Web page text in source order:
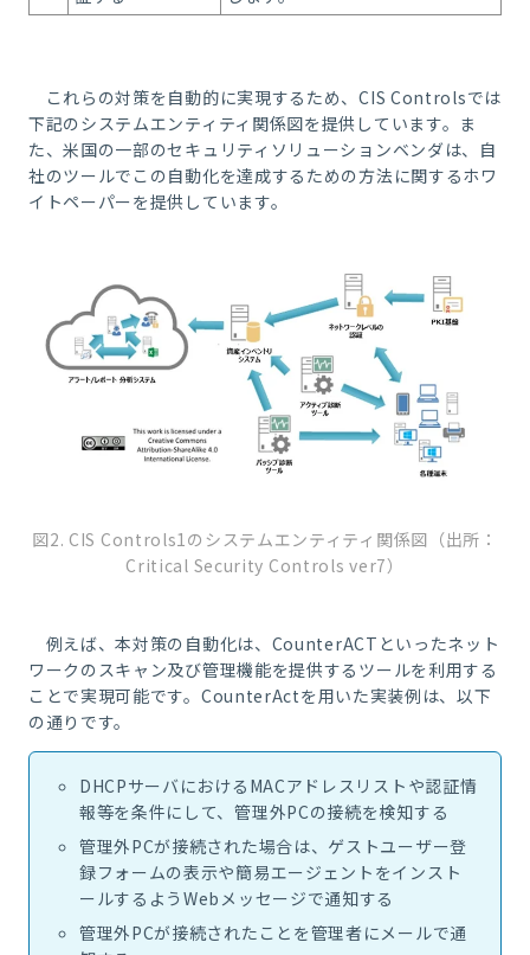
これらの対策を自動的に実現するため、CIS Controlsでは
下記のシステムエンティティ関係図を提供しています。ま
た、米国の一部のセキュリティソリューションベンダは、自
社のツールでこの自動化を達成するための方法に関するホワ
イトペーパーを提供しています。
図2. CIS Controls1のシステムエンティティ関係図（出所：
Critical Security Controls ver7）
例えば、本対策の自動化は、 CounterACT といったネット
ワークのスキャン及び管理機能を提供するツールを利用する
ことで実現可能です。 CounterActを用いた実装例は、以下
の通りです。
DHCPサーバにおけるMACアドレスリストや認証情
報等を条件にして、管理外PCの接続を検知する
管理外PCが接続された場合は、ゲストユーザー登
録フォームの表示や簡易エージェントをインスト
ールするようWebメッセージで通知する
管理外PCが接続されたことを管理者にメールで通